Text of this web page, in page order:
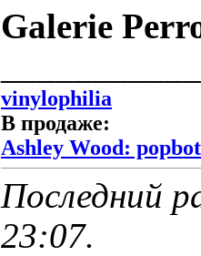
Galerie
vinylophilia
В продаже:
Ashley Wood:
Последний
23:07.